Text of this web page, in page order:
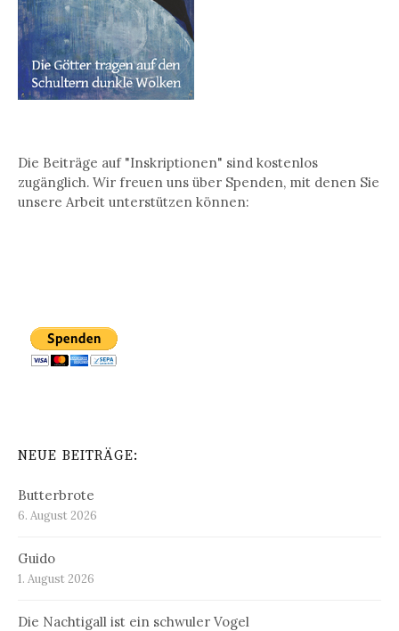
Die Beiträge auf "Inskriptionen" sind kostenlos
zugänglich. Wir freuen uns über Spenden, mit denen Sie
unsere Arbeit unterstützen können:
NEUE BEITRÄGE:
Butterbrote
6. August 2026
Guido
1. August 2026
Die Nachtigall ist ein schwuler Vogel